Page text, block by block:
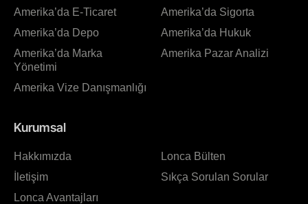
Amerika’da E-Ticaret
Amerika’da Depo
Amerika’da Marka
Yönetimi
Amerika Vize Danışmanlığı
Amerika’da Sigorta
Amerika’da Hukuk
Amerika Pazar Analizi
Kurumsal
Hakkımızda
İletişim
Lonca Avantajları
Lonca Bülten
Sıkça Sorulan Sorular